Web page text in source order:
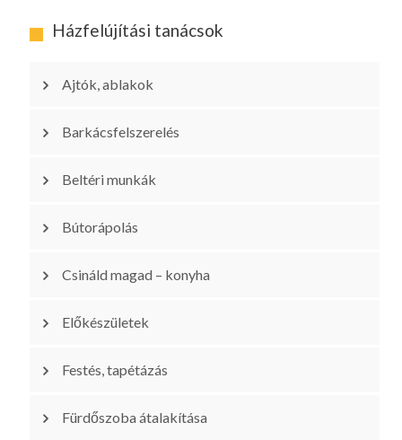
Házfelújítási tanácsok
Ajtók, ablakok
Barkácsfelszerelés
Beltéri munkák
Bútorápolás
Csináld magad – konyha
Előkészületek
Festés, tapétázás
Fürdőszoba átalakítása